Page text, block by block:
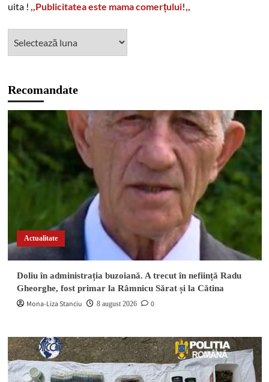
uita ! ,,Publicitatea este mama comerțului!,,
Recomandate
Actualitate
Doliu în administrația buzoiană. A trecut în neființă Radu
Gheorghe, fost primar la Râmnicu Sărat și la Cătina
Mona-Liza Stanciu 8 august 2026 0